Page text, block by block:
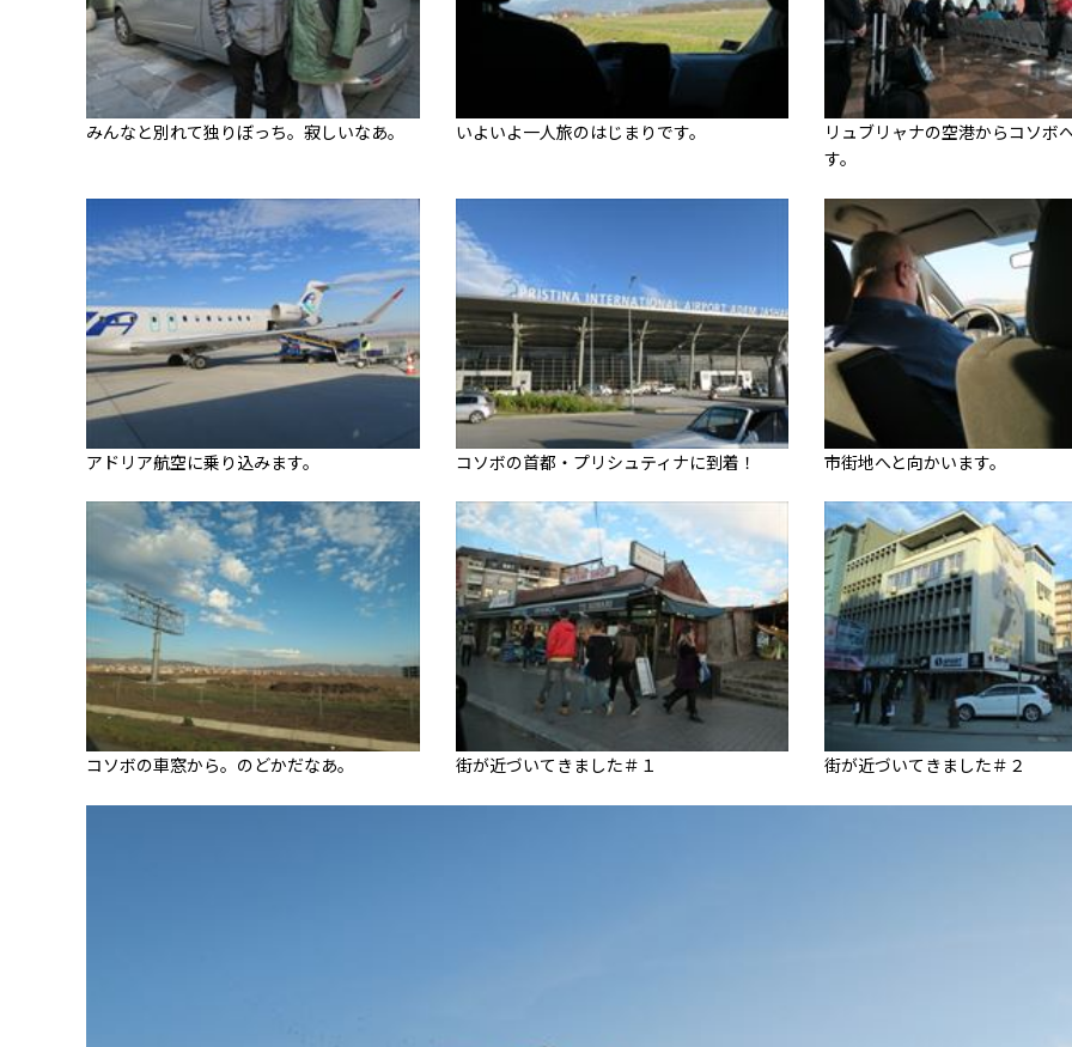
みんなと別れて独りぼっち。寂しいなあ。 いよいよ一人旅のはじまりです。
リュブリャナの空港からコソボ
す。
アドリア航空に乗り込みます。 コソボの首都・プリシュティナに到着！ 市街地へと向かいます。
コソボの車窓から。のどかだなあ。 街が近づいてきました＃１ 街が近づいてきました＃２